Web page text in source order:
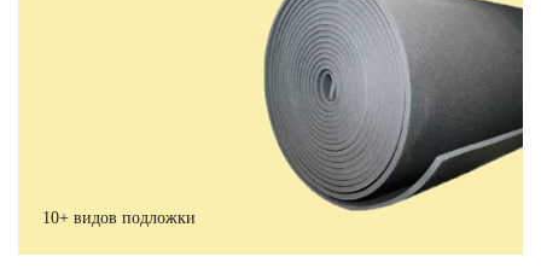
10+ видов подложки